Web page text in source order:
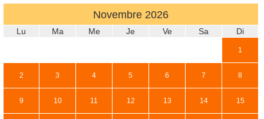
Novembre 2026
Lu Ma Me Je Ve Sa Di
1
2 3 4 5 6 7 8
9 10 11 12 13 14 15